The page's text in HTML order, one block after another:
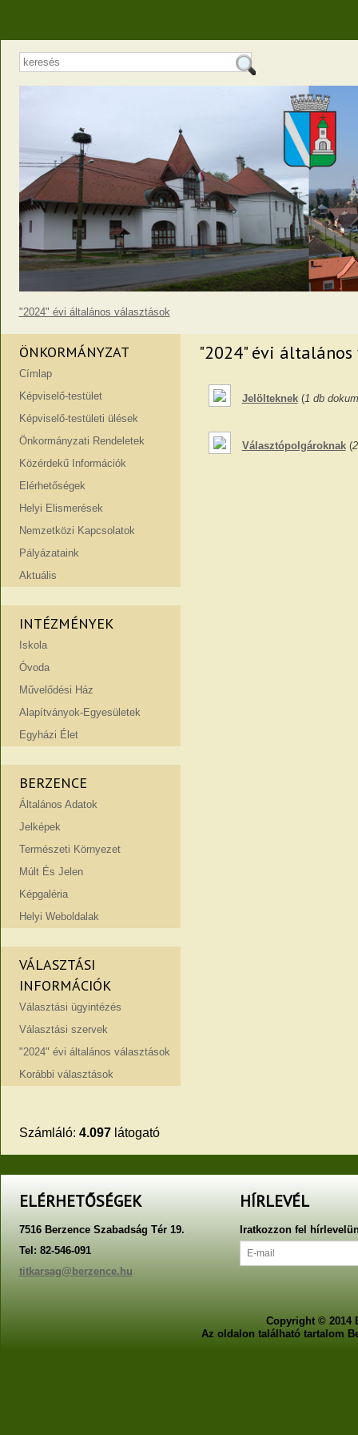
"2024" évi általános választások
ÖNKORMÁNYZAT
Címlap
Képviselő-testület
Képviselő-testületi ülések
Önkormányzati Rendeletek
Közérdekű Információk
Elérhetőségek
Helyi Elismerések
Nemzetközi Kapcsolatok
Pályázataink
Aktuális
INTÉZMÉNYEK
Iskola
Óvoda
Művelődési Ház
Alapítványok-Egyesületek
Egyházi Élet
BERZENCE
Általános Adatok
Jelképek
Természeti Környezet
Múlt És Jelen
Képgaléria
Helyi Weboldalak
VÁLASZTÁSI
INFORMÁCIÓK
Választási ügyintézés
Választási szervek
"2024" évi általános választások
Korábbi választások
"2024" évi
Jelölteknek(1 db
Választópolgároknak(
Számláló: 4.097látogató
ELÉRHETŐSÉGEK
7516 Berzence Szabadság Tér 19.
Tel: 82-546-091
titkarsag@berzence.hu
HÍRLEVÉL
Iratkozzon fel
Copyright © 2014
Az oldalon található tartalom